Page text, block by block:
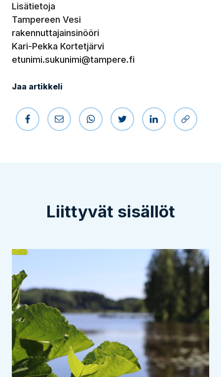
Lisätietoja
Tampereen Vesi
rakennuttajainsinööri
Kari-Pekka Kortetjärvi
etunimi.sukunimi@tampere.fi
Jaa artikkeli
Jaa Facebookissa
Jaa sähköpostilla
Jaa WhatsAppissa
Jaa Twitterissä
Jaa Kopioi
Liittyvät sisällöt